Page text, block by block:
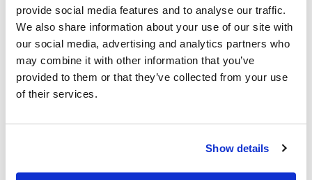
provide social media features and to analyse our traffic.
We also share information about your use of our site with
our social media, advertising and analytics partners who
may combine it with other information that you’ve
provided to them or that they’ve collected from your use
of their services.
Show details
5.00 uit 5
Vetstaaf Noten XL
Waardering
5.00 uit 5
5,69
Strooivoer High Energy Plus met gepelde pinda's -
Onkruidvrij
ongepeld voor vogels